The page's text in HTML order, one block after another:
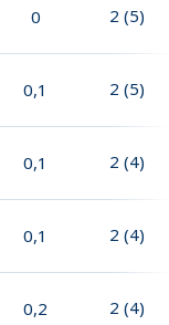
0 2 (5)
0,1 2 (5)
0,1 2 (4)
0,1 2 (4)
0,2 2 (4)